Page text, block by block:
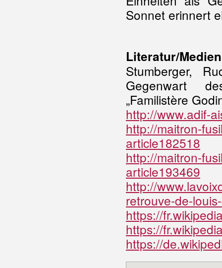
Sonnet erinnert
Literatur/Medien
Stumberger,
Gegenwart
„Familistère
http://www.adif-
http://maitron-
article182518
http://maitron-
article193469
http://
retrouve-de-
https://
https://
https://